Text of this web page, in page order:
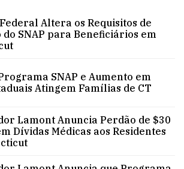
Altera os Requisitos de
SNAP para Beneficiários em
SNAP e Aumento em
Atingem Famílias de CT
Lamont Anuncia Perdão de $30
Dívidas Médicas aos Residentes